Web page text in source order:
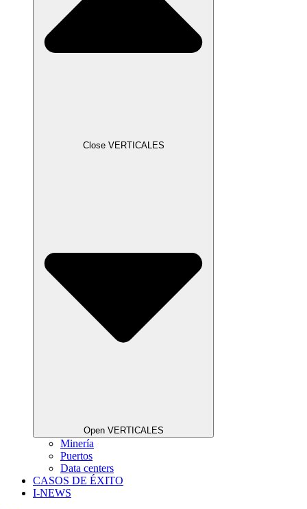
Close VERTICALES
Open VERTICALES
Minería
Puertos
Data centers
CASOS DE ÉXITO
I-NEWS